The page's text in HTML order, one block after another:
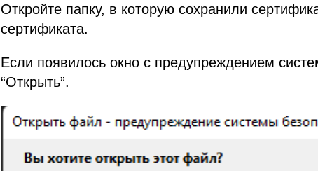
Откройте папку, в которую сохранили
сертификата.
Если появилось окно с предупреждением
“Открыть”.